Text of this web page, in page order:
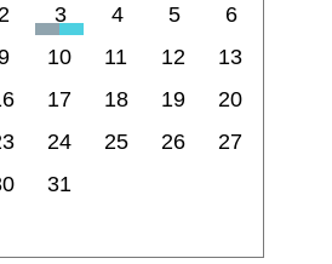
2 3 4 5
6
10 11 12
13
17 18 19
20
24 25 26
27
31